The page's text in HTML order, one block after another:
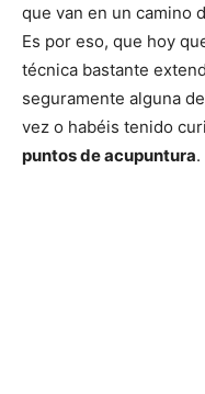
que van en un camino
Es por eso, que hoy
técnica bastante
seguramente alguna
vez o habéis tenido
puntos de acupuntura.